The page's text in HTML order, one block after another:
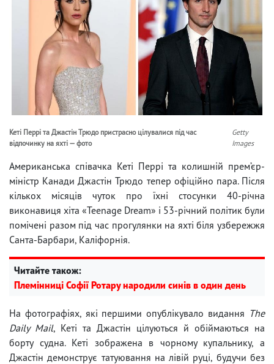
Кеті Перрі та Джастін Трюдо пристрасно цілувалися під час
відпочинку на яхті — фото
Getty
Images
Американська співачка Кеті Перрі та колишній прем’єр-
міністр Канади Джастін Трюдо тепер офіційно пара. Після
кількох місяців чуток про їхні стосунки 40-річна
виконавиця хіта «Teenage Dream» і 53-річний політик були
помічені разом під час прогулянки на яхті біля узбережжя
Санта-Барбари, Каліфорнія.
Читайте також:
Племінниці Софії Ротару народили синів в один день
На фотографіях, які першими опублікувало видання The
Daily Mail, Кеті та Джастін цілуються й обіймаються на
борту судна. Кеті зображена в чорному купальнику, а
Джастін демонструє татуювання на лівій руці, будучи без